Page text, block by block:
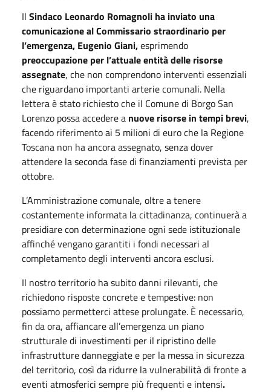
Il Sindaco Leonardo Romagnoli ha inviato una
comunicazione al Commissario straordinario per
l’emergenza, Eugenio Giani,esprimendo
preoccupazione per l’attuale entità delle risorse
assegnate, che non comprendono interventi essenziali
che riguardano importanti arterie comunali. Nella
lettera è stato richiesto che il Comune di Borgo San
Lorenzo possa accedere a nuove risorse in tempi brevi,
facendo riferimento ai 5 milioni di euro che la Regione
Toscana non ha ancora assegnato, senza dover
attendere la seconda fase di finanziamenti prevista per
ottobre.
L’Amministrazione comunale, oltre a tenere
costantemente informata la cittadinanza, continuerà a
presidiare con determinazione ogni sede istituzionale
affinché vengano garantiti i fondi necessari al
completamento degli interventi ancora esclusi.
Il nostro territorio ha subito danni rilevanti, che
richiedono risposte concrete e tempestive: non
possiamo permetterci attese prolungate. È necessario,
fin da ora, affiancare all’emergenza un piano
strutturale di investimenti per il ripristino delle
infrastrutture danneggiate e per la messa in sicurezza
del territorio, così da ridurre la vulnerabilità di fronte a
eventi atmosferici sempre più frequenti e intensi.